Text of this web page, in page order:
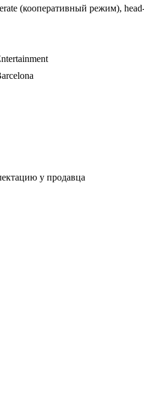
(кооперативный режим),
у продавца